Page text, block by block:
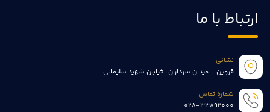
ارتباط با ما
نشانی:
قزوین - میدان سرداران-خیابان شهید سلیمانی
شماره تماس:
028-33892000